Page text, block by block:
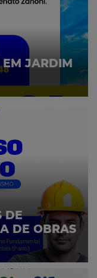
JARDIM
DE
DE OBRAS